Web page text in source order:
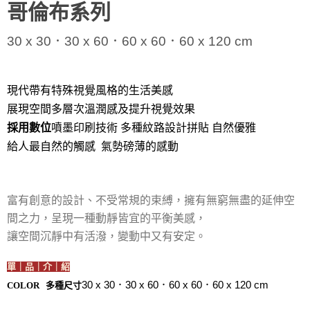
哥倫布系列
30 x 30．30 x 60．60 x 60．60 x 120 cm
現代帶有特殊視覺風格的生活美感
展現空間多層次溫潤感及提升視覺效果
採用數位噴墨印刷技術 多種紋路設計拼貼 自然優雅
給人最自然的觸感 氣勢磅薄的感動
富有創意的設計、不受常規的束縛，擁有無窮無盡的延伸空
間之力，呈現一種動靜皆宜的平衡美感，
讓空間沉靜中有活潑，變動中又有安定。
單｜品｜介｜紹
COLOR 多種尺寸30 x 30．30 x 60．60 x 60．60 x 120 cm